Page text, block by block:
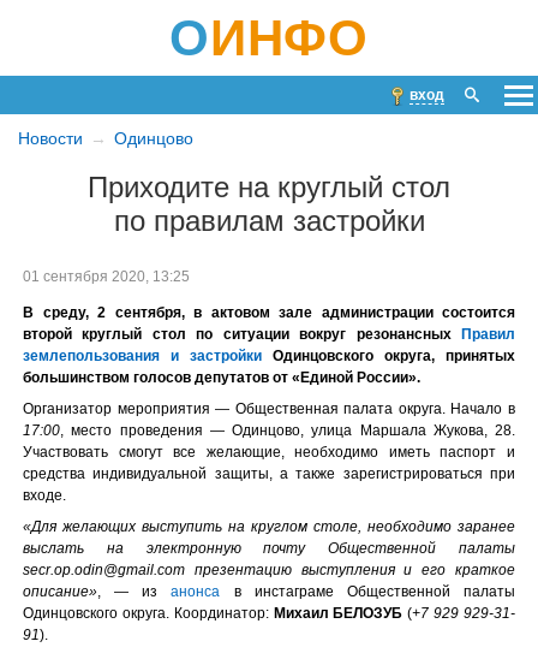
ОИНФО
вход
Новости Одинцово
Приходите на круглый стол
по правилам застройки
01 сентября 2020, 13:25
В среду, 2 сентября, в актовом зале администрации состоится
второй круглый стол по ситуации вокруг резонансных Правил
землепользования и застройки Одинцовского округа, принятых
большинством голосов депутатов от «Единой России».
Организатор мероприятия — Общественная палата округа. Начало в
17:00 , место проведения — Одинцово, улица Маршала Жукова, 28.
Участвовать смогут все желающие, необходимо иметь паспорт и
средства индивидуальной защиты, а также зарегистрироваться при
входе.
«Для желающих выступить на круглом столе, необходимо заранее
выслать на электронную почту Общественной палаты
secr.op.odin@gmail.com презентацию выступления и его краткое
описание» , — изанонса
в инстаграме Общественной палаты
Одинцовского округа. Координатор: Михаил БЕЛОЗУБ (+7 929 929-31-
91).